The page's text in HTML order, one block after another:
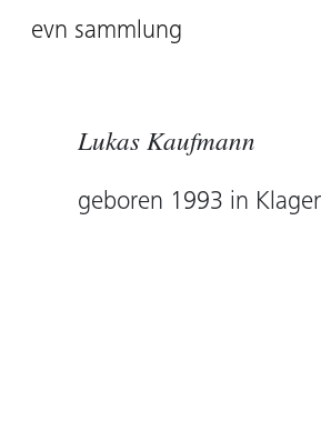
evn sammlung
Lukas Kaufmann
geboren 1993 in